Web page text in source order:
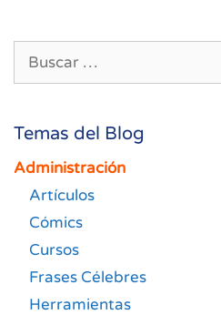
Temas del Blog
Administración
Artículos
Cómics
Cursos
Frases Célebres
Herramientas